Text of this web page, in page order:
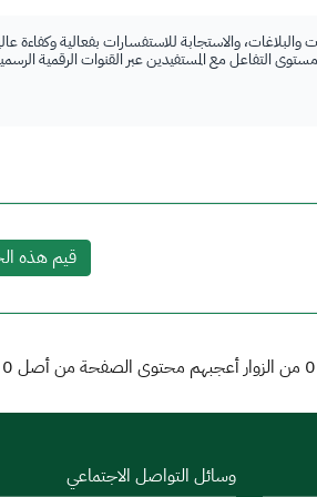
والاستجابة للاستفسارات بفعالية وكفاءة
التفاعل مع المستفيدين عبر القنوات الرقمية
قيم هذه
0 من الزوار أعجبهم محتوى الصفحة من أصل 0
وسائل التواصل الاجتماعي